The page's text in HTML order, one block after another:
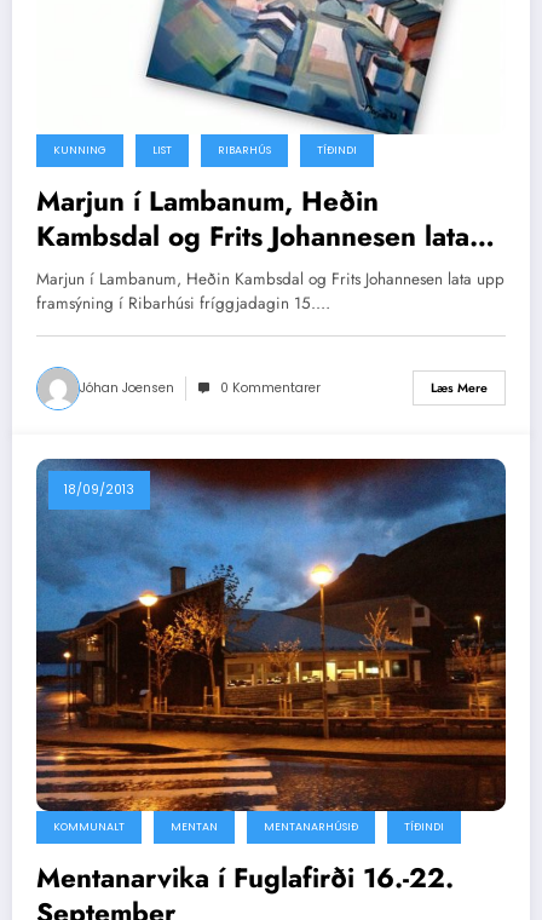
KUNNING LIST RIBARHÚS TÍÐINDI
Marjun í Lambanum, Heðin
Kambsdal og Frits Johannesen lata
upp framsýning í Ribarhús
Marjun í Lambanum, Heðin Kambsdal og Frits Johannesen lata upp
framsýning í Ribarhúsi fríggjadagin 15.…
Jóhan Joensen 0 Kommentarer Læs Mere
18/09/2013
KOMMUNALT MENTAN MENTANARHÚSIÐ TÍÐINDI
Mentanarvika í Fuglafirði 16.-22.